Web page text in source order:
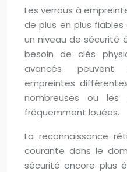
Les verrous à
de plus en plus
un niveau de sécurité
besoin de clés
avancés peuvent
empreintes
nombreuses ou les
fréquemment louées.
La reconnaissance
courante dans le
sécurité encore plus